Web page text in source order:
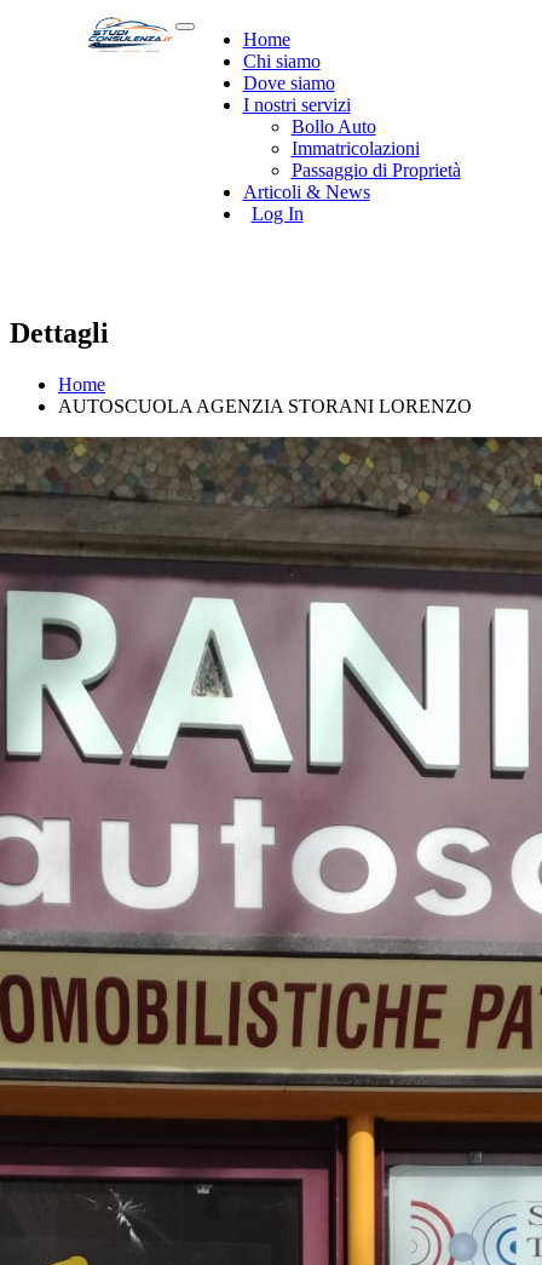
Home
Chi siamo
Dove siamo
I nostri servizi
Bollo Auto
Immatricolazioni
Passaggio di Proprietà
Articoli & News
Log In
Dettagli
Home
AUTOSCUOLA AGENZIA STORANI LORENZO